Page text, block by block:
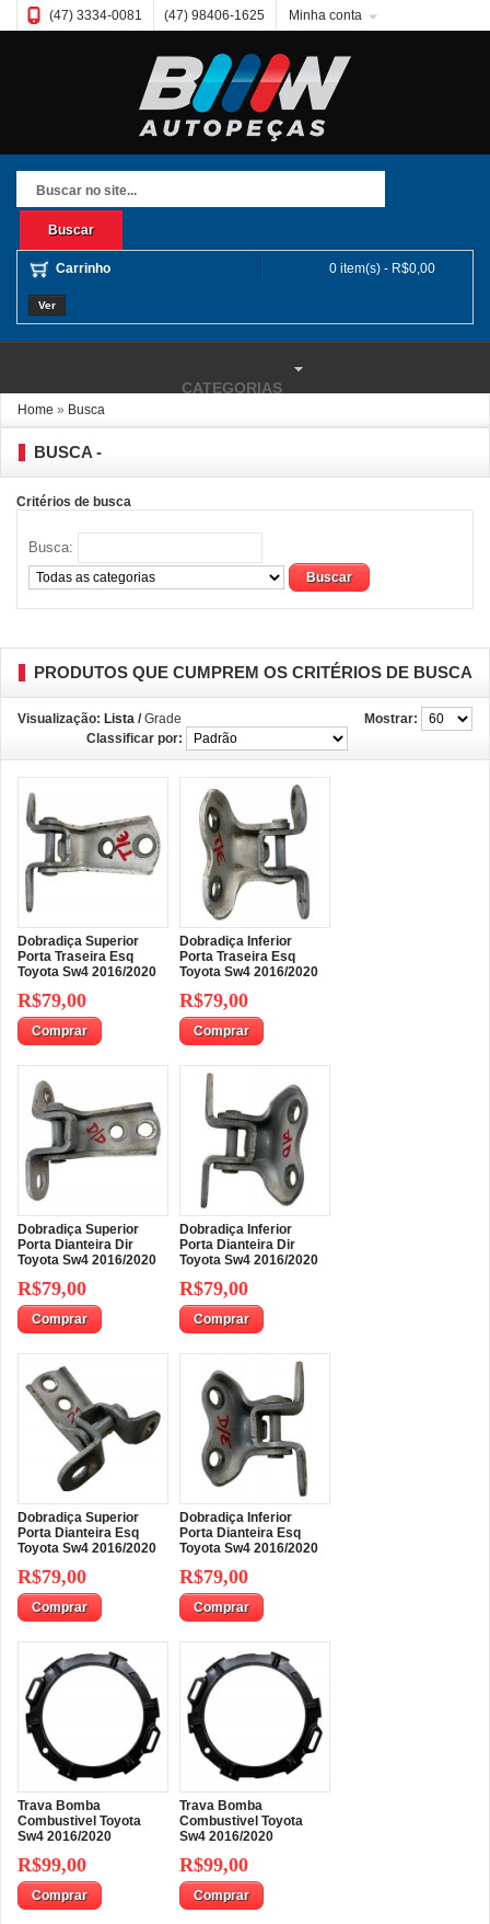
(47) 3334-0081 (47) 98406-1625 Minha conta
Buscar
Carrinho 0 item(s) - R$0,00
Ver
CATEGORIAS
Home » Busca
BUSCA -
Critérios de busca
Busca:
PRODUTOS QUE CUMPREM OS CRITÉRIOS DE BUSCA
Visualização: Lista /Grade
Mostrar:
Classificar por:
Dobradiça Superior
Porta Traseira Esq
Toyota Sw4 2016/2020
R$79,00
Comprar
Dobradiça Inferior
Porta Traseira Esq
Toyota Sw4 2016/2020
R$79,00
Comprar
Dobradiça Superior
Porta Dianteira Dir
Toyota Sw4 2016/2020
R$79,00
Comprar
Dobradiça Inferior
Porta Dianteira Dir
Toyota Sw4 2016/2020
R$79,00
Comprar
Dobradiça Superior
Porta Dianteira Esq
Toyota Sw4 2016/2020
R$79,00
Comprar
Dobradiça Inferior
Porta Dianteira Esq
Toyota Sw4 2016/2020
R$79,00
Comprar
Trava Bomba
Combustivel Toyota
Sw4 2016/2020
R$99,00
Comprar
Trava Bomba
Combustivel Toyota
Sw4 2016/2020
R$99,00
Comprar